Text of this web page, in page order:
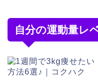
自分の運動量レ